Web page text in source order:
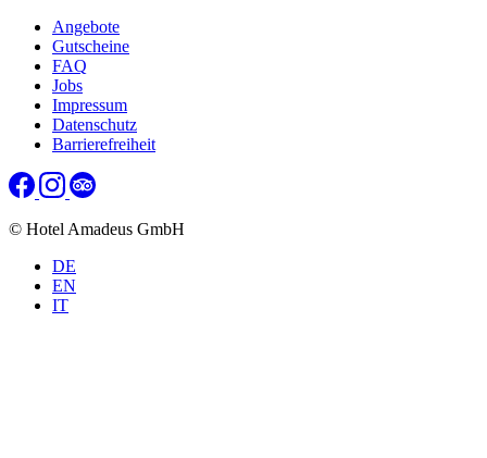
Angebote
Gutscheine
FAQ
Jobs
Impressum
Datenschutz
Barrierefreiheit
© Hotel Amadeus GmbH
DE
EN
IT